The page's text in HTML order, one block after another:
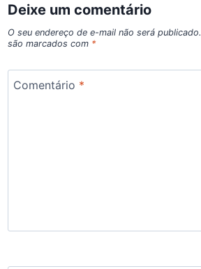
Deixe um comentário
O seu endereço de e-mail não será publicado.
são marcados com *
Comentário *